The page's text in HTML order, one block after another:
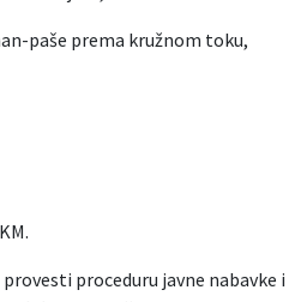
paše prema kružnom toku,
proceduru javne nabavke i